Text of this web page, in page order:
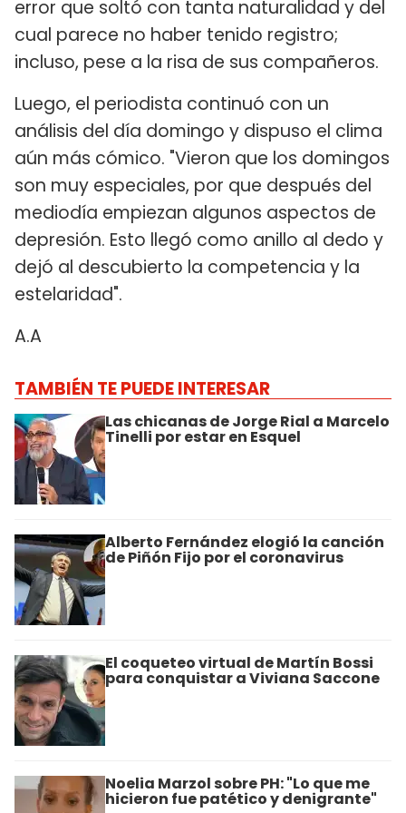
error que soltó con tanta naturalidad y del
cual parece no haber tenido registro;
incluso, pese a la risa de sus compañeros.
Luego, el periodista continuó con un
análisis del día domingo y dispuso el clima
aún más cómico. "Vieron que los domingos
son muy especiales, por que después del
mediodía empiezan algunos aspectos de
depresión. Esto llegó como anillo al dedo y
dejó al descubierto la competencia y la
estelaridad".
A.A
TAMBIÉN TE PUEDE INTERESAR
Las chicanas de Jorge Rial a Marcelo
Tinelli por estar en Esquel
Alberto Fernández elogió la canción
de Piñón Fijo por el coronavirus
El coqueteo virtual de Martín Bossi
para conquistar a Viviana Saccone
Noelia Marzol sobre PH: "Lo que me
hicieron fue patético y denigrante"